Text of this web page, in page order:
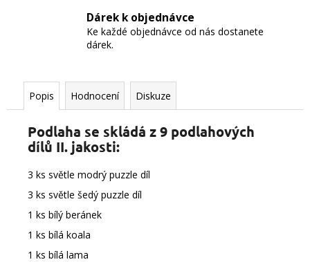
Dárek k objednávce
Ke každé objednávce od nás dostanete
dárek.
Popis Hodnocení Diskuze
Podlaha se skládá z 9 podlahových
dílů II. jakosti:
3 ks světle modrý puzzle díl
3 ks světle šedý puzzle díl
1 ks bílý beránek
1 ks bílá koala
1 ks bílá lama